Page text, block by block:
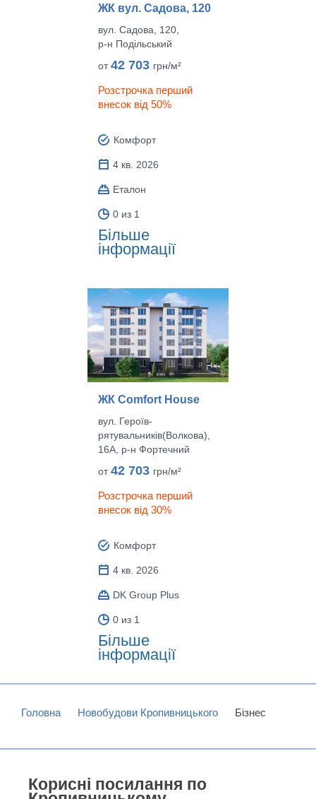
ЖК вул. Садова, 120
вул. Садова, 120,
р‑н Подільський
от42 703 грн/м²
Розстрочка перший
внесок від 50%
Комфорт
4 кв. 2026
Еталон
0 из 1
Більше
інформації
ЖК Comfort House
вул. Героїв-
рятувальників(Волкова),
16А, р‑н Фортечний
от42 703 грн/м²
Розстрочка перший
внесок від 30%
Комфорт
4 кв. 2026
DK Group Plus
0 из 1
Більше
інформації
Головна Новобудови Кропивницького Бізнес
Корисні посилання по